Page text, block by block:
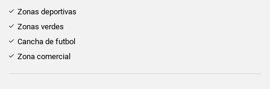
Zonas deportivas
Zonas verdes
Cancha de futbol
Zona comercial